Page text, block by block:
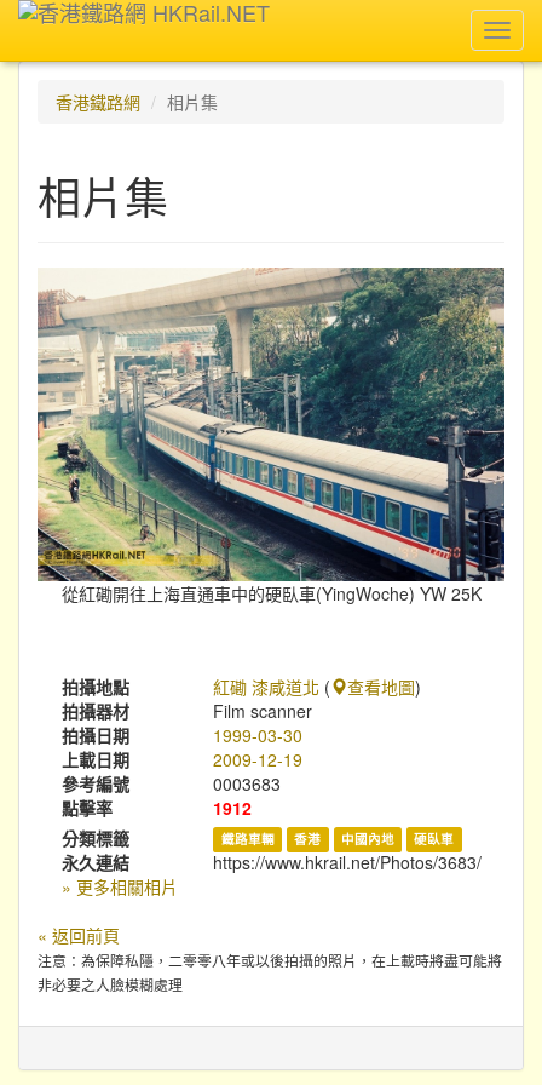
香港鐵路網
相片集
相片集
從紅磡開往上海直通車中的硬臥車(YingWoche) YW 25K
拍攝地點 紅磡 漆咸道北 ( 查看地圖)
拍攝器材
Film scanner
拍攝日期
1999-03-30
上載日期
2009-12-19
參考編號
0003683
點擊率
1912
分類標籤
鐵路車輛 香港 中國內地 硬臥車
永久連結
https://www.hkrail.net/Photos/3683/
» 更多相關相片
« 返回前頁
注意：為保障私隱，二零零八年或以後拍攝的照片，在上載時將盡可能將
非必要之人臉模糊處理